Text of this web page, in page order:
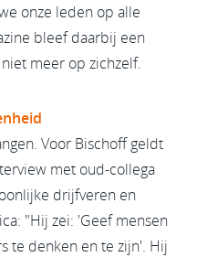
onze leden op alle
bleef daarbij een
meer op zichzelf.
Voor Bischoff geldt
met oud-collega
drijfveren en
"Hij zei: 'Geef mensen
te denken en te zijn'. Hij